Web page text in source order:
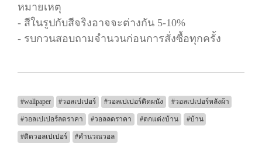
หมายเหตุ
- สีในรูปกับสีจริงอาจจะต่างกัน 5-10%
- รบกวนสอบถามจำนวนก่อนการสั่งซื้อทุกครั้ง
#wallpaper #วอลเปเปอร์ #วอลเปเปอร์ติดผนัง #วอลเปเปอร์หลังผ้า
#วอลเปเปอร์ลดราคา #วอลลดราคา #ตกแต่งบ้าน #บ้าน
#ติดวอลเปเปอร์ #คำนวณวอล